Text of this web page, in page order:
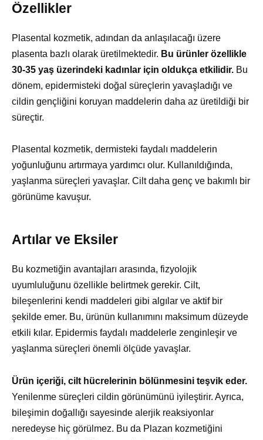
Özellikler
Plasental kozmetik, adından da anlaşılacağı üzere
plasenta bazlı olarak üretilmektedir. Bu ürünler özellikle
30-35 yaş üzerindeki kadınlar için oldukça etkilidir. Bu
dönem, epidermisteki doğal süreçlerin yavaşladığı ve
cildin gençliğini koruyan maddelerin daha az üretildiği bir
süreçtir.
Plasental kozmetik, dermisteki faydalı maddelerin
yoğunluğunu artırmaya yardımcı olur. Kullanıldığında,
yaşlanma süreçleri yavaşlar. Cilt daha genç ve bakımlı bir
görünüme kavuşur.
Artılar ve Eksiler
Bu kozmetiğin avantajları arasında, fizyolojik
uyumluluğunu özellikle belirtmek gerekir. Cilt,
bileşenlerini kendi maddeleri gibi algılar ve aktif bir
şekilde emer. Bu, ürünün kullanımını maksimum düzeyde
etkili kılar. Epidermis faydalı maddelerle zenginleşir ve
yaşlanma süreçleri önemli ölçüde yavaşlar.
Ürün içeriği, cilt hücrelerinin bölünmesini teşvik eder.
Yenilenme süreçleri cildin görünümünü iyileştirir. Ayrıca,
bileşimin doğallığı sayesinde alerjik reaksiyonlar
neredeyse hiç görülmez. Bu da Plazan kozmetiğini